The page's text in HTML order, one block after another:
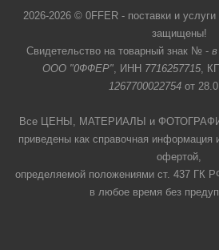
2026-2026 © 0FFER - поставки и
защищены!
Свидетельство на товарный знак № -
ООО "0ФФЕР", ИНН 7716257715,
1267700022754 от
Все ЦЕНЫ, МАТЕРИАЛЫ и
приведены как справочная информация
офертой,
определяемой положениями ст. 437 ГК
в любое время без